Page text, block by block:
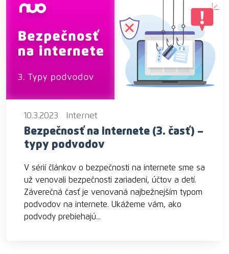
10.3.2023 Internet
Bezpečnosť na internete (3. časť) –
typy podvodov
V sérií článkov o bezpečnosti na internete sme sa
už venovali bezpečnosti zariadení, účtov a detí.
Záverečná časť je venovaná najbežnejším typom
podvodov na internete. Ukážeme vám, ako
podvody prebiehajú...